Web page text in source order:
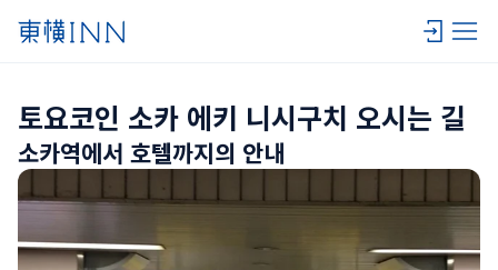
토요코인 소카 에키 니시구치 오시는 길
소카역에서 호텔까지의 안내